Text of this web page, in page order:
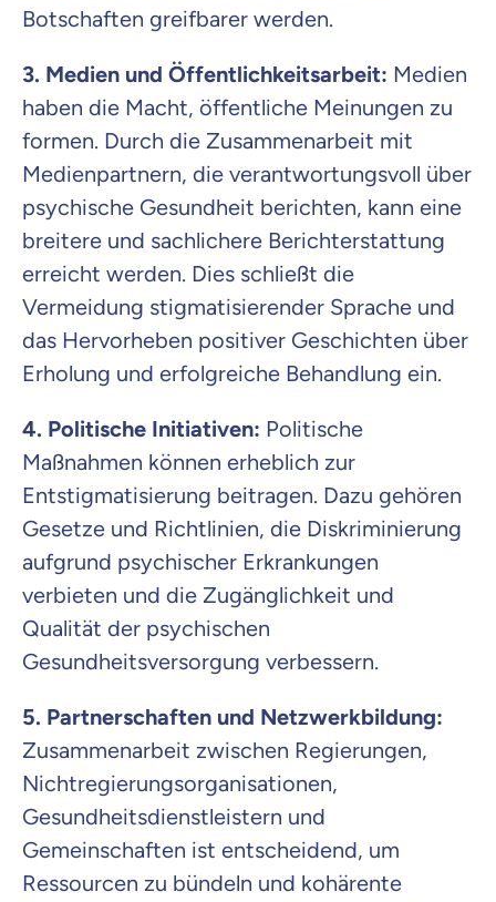
Botschaften greifbarer werden.
3. Medien und Öffentlichkeitsarbeit: Medien
haben die Macht, öffentliche Meinungen zu
formen. Durch die Zusammenarbeit mit
Medienpartnern, die verantwortungsvoll über
psychische Gesundheit berichten, kann eine
breitere und sachlichere Berichterstattung
erreicht werden. Dies schließt die
Vermeidung stigmatisierender Sprache und
das Hervorheben positiver Geschichten über
Erholung und erfolgreiche Behandlung ein.
4. Politische Initiativen: Politische
Maßnahmen können erheblich zur
Entstigmatisierung beitragen. Dazu gehören
Gesetze und Richtlinien, die Diskriminierung
aufgrund psychischer Erkrankungen
verbieten und die Zugänglichkeit und
Qualität der psychischen
Gesundheitsversorgung verbessern.
5. Partnerschaften und Netzwerkbildung:
Zusammenarbeit zwischen Regierungen,
Nichtregierungsorganisationen,
Gesundheitsdienstleistern und
Gemeinschaften ist entscheidend, um
Ressourcen zu bündeln und kohärente